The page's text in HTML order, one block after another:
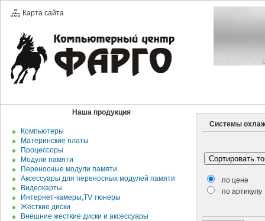
Карта сайта
Наша продукция
Компьютеры
Материнские платы
Процессоры
Модули памяти
Переносные модули памяти
Аксессуары для переносных модулей памяти
Видеокарты
Интернет-камеры,TV тюнеры
Жесткие диски
Внешние жесткие диски и аксесcуары
Системы
по цене
по артикулу